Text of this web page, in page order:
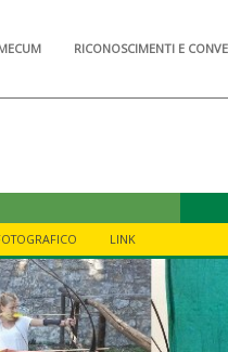
RICONOSCIMENTI E
LINK